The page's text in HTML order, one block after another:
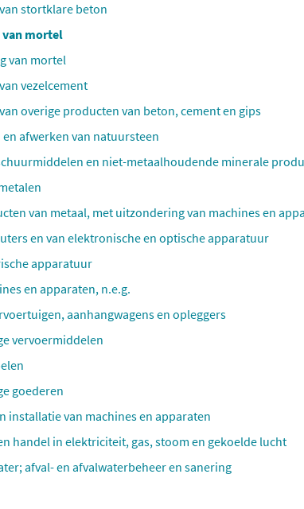
stortklare beton
van mortel
van mortel
vezelcement
overige producten van beton, cement en gips
afwerken van natuursteen
en niet-metaalhoudende minerale
van metaal, met uitzondering van machines en
en van elektronische en optische apparatuur
apparatuur
en apparaten, n.e.g.
aanhangwagens en opleggers
vervoermiddelen
goederen
installatie van machines en apparaten
handel in elektriciteit, gas, stoom en gekoelde lucht
afval- en afvalwaterbeheer en sanering